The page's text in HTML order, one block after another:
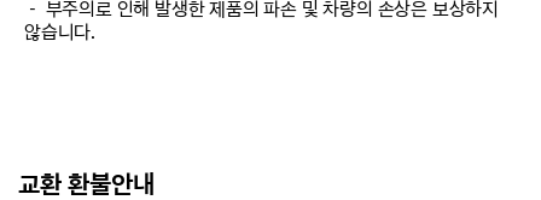
－ 부주의로 인해 발생한 제품의 파손 및 차량의 손상은 보상하지
않습니다.
교환 환불안내